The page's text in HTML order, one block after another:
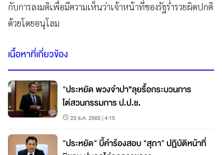
กับการลงมติเพื่อมีความเห็นว่าเจ้าหน้าที่ของรัฐร่ำรวยผิดปกติ
ด้วยโดยอนุโลม
เนื้อหาที่เกี่ยวข้อง
"ประหยัด พวงจำปา”ลุยรื้อกระบวนการ
ไต่สวนกรรมการ ป.ป.ช.
23 ธ.ค. 2565 | 4:15
"ประหยัด" บี้คำร้องสอบ "สุภา" ปฏิบัติหน้าที่